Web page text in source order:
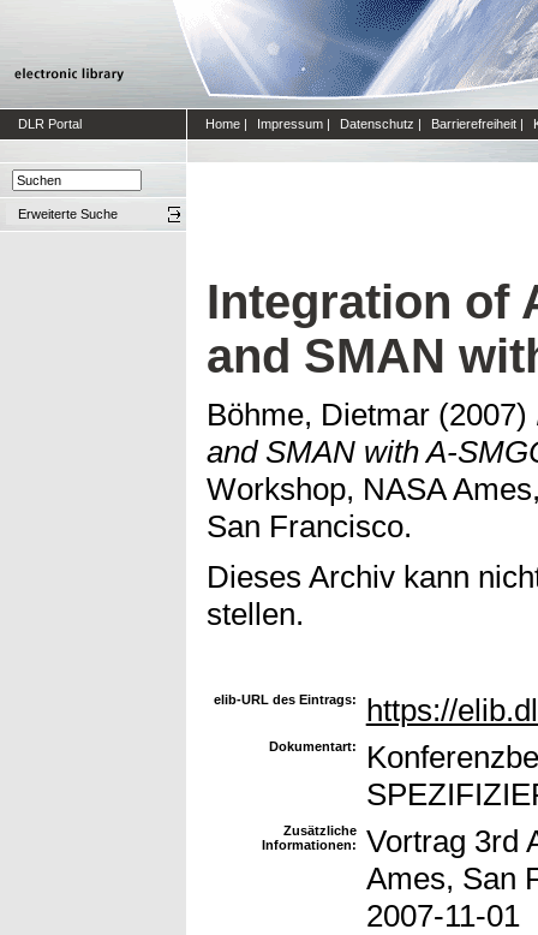
DLR Portal Home | Impressum | Datenschutz | Barrierefreiheit |
Erweiterte Suche
Integration of
and SMAN
Böhme, Dietmar (2007)
and SMAN with A-
Workshop, NASA
San Francisco.
Dieses Archiv kann
stellen.
elib-URL des Eintrags: https://
Dokumentart:
Zusätzliche
Informationen:
Vortrag 3rd
Ames, San
2007-11-01